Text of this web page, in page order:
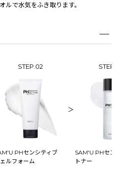
ルで水気をふき取ります。
STEP.02 STEP.03
＞
PHセンシティブ
ルフォーム
SAM'U PHセンシテ
トナー